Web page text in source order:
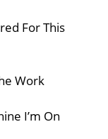
For This
Work
I’m On